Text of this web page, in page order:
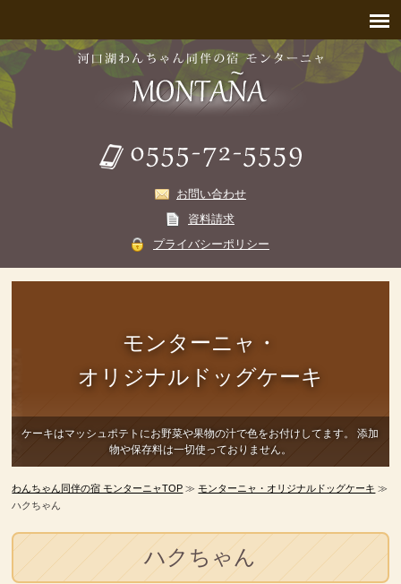
お問い合わせ
資料請求
プライバシーポリシー
モンターニャ・
オリジナルドッグケーキ
ケーキはマッシュポテトにお野菜や果物の汁で色をお付けしてます。
添加
物や保存料は一切使っておりません。
わんちゃん同伴の宿 モンターニャTOP ≫モンターニャ・オリジナルドッグケーキ ≫
ハクちゃん
ハクちゃん